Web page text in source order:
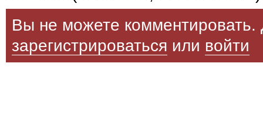
Вы не можете комментировать.
зарегистрироваться или войти